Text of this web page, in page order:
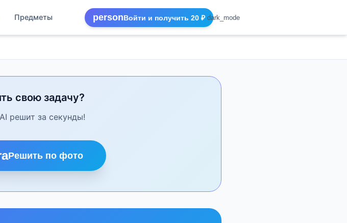
Предметы personВойти и получить 20 ₽ dark_mode
свою задачу?
решит за секунды!
Решить по фото